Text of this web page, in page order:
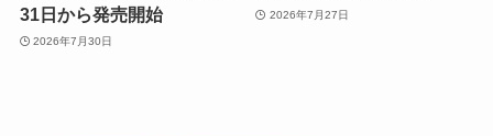
31日から発売開始
2026年7月30日
2026年7月27日